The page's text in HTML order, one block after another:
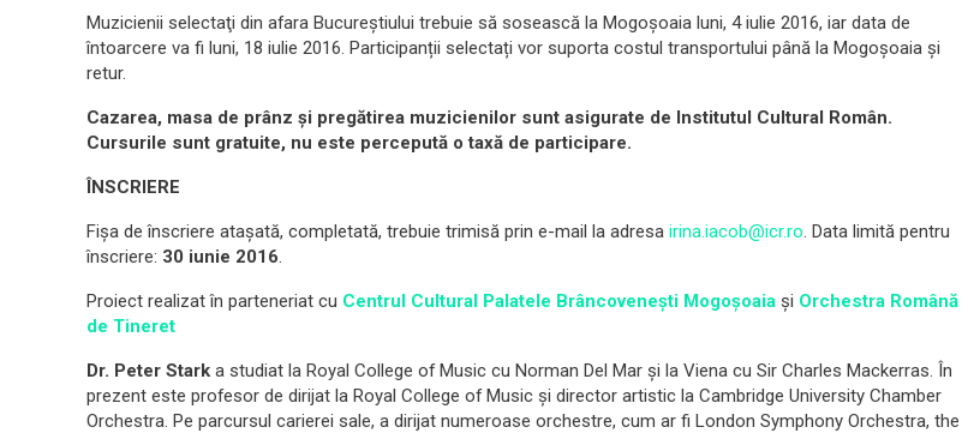
Muzicienii selectaţi din afara Bucureştiului trebuie să sosească la Mogoşoaia luni, 4 iulie 2016, iar data de
întoarcere va fi luni, 18 iulie 2016. Participanții selectați vor suporta costul transportului până la Mogoşoaia și
retur.
Cazarea, masa de prânz şi pregătirea muzicienilor sunt asigurate de Institutul Cultural Român.
Cursurile sunt gratuite, nu este percepută o taxă de participare.
ÎNSCRIERE
Fişa de înscriere ataşată, completată, trebuie trimisă prin e-mail la adresa irina.iacob@icr.ro . Data limită pentru
înscriere: 30 iunie 2016
Proiect realizat în parteneriat cu Centrul Cultural Palatele Brâncoveneşti Mogoşoaia și Orchestra Română
de Tineret
Dr. Peter Stark a studiat la Royal College of Music cu Norman Del Mar și la Viena cu Sir Charles Mackerras. În
prezent este profesor de dirijat la Royal College of Music și director artistic la Cambridge University Chamber
Orchestra. Pe parcursul carierei sale, a dirijat numeroase orchestre, cum ar fi London Symphony Orchestra, the